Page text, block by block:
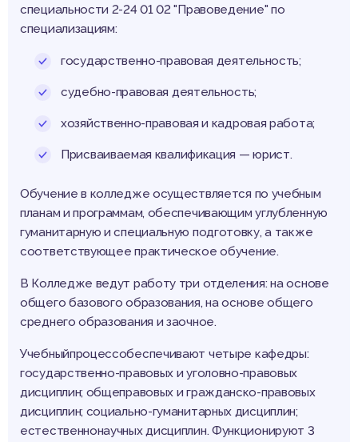
специальности 2-24 01 02 "Правоведение" по
специализациям:
государственно-правовая деятельность;
судебно-правовая деятельность;
хозяйственно-правовая и кадровая работа;
Присваиваемая квалификация — юрист.
Обучение в колледже осуществляется по учебным
планам и программам, обеспечивающим углубленную
гуманитарную и специальную подготовку, а также
соответствующее практическое обучение.
В Колледже ведут работу три отделения: на основе
общего базового образования, на основе общего
среднего образования и заочное.
Учебныйпроцессобеспечивают четыре кафедры:
государственно-правовых и уголовно-правовых
дисциплин; общеправовых и гражданско-правовых
дисциплин; социально-гуманитарных дисциплин;
естественнонаучных дисциплин. Функционируют 3